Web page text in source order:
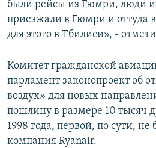
были рейсы из Гюмри, люди
приезжали в Гюмри и оттуда
для этого в Тбилиси», -
Комитет гражданской
парламент законопроект об
воздух» для новых
пошлину в размере 10 тысяч
1998 года, первой, по сути, не
компания Ryanair.